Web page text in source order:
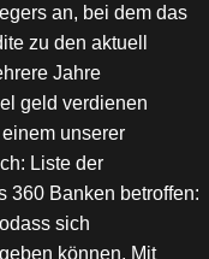
an, bei dem das
zu den aktuell
Jahre
geld verdienen
unserer
Liste der
360 Banken betroffen:
sich
können. Mit